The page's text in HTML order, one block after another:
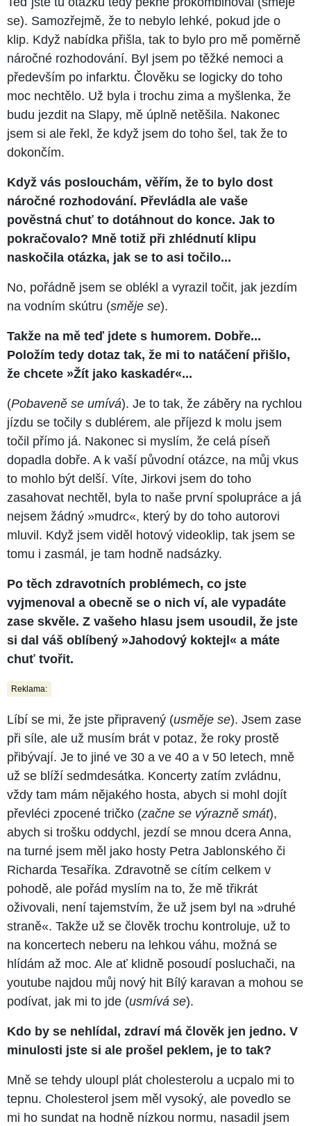
se). Samozřejmě, že to nebylo lehké, pokud jde o
klip. Když nabídka přišla, tak to bylo pro mě poměrně
náročné rozhodování. Byl jsem po těžké nemoci a
především po infarktu. Člověku se logicky do toho
moc nechtělo. Už byla i trochu zima a myšlenka, že
budu jezdit na Slapy, mě úplně netěšila. Nakonec
jsem si ale řekl, že když jsem do toho šel, tak že to
dokončím.
Když vás poslouchám, věřím, že to bylo dost
náročné rozhodování. Převládla ale vaše
pověstná chuť to dotáhnout do konce. Jak to
pokračovalo? Mně totiž při zhlédnutí klipu
naskočila otázka, jak se to asi točilo...
No, pořádně jsem se oblékl a vyrazil točit, jak jezdím
na vodním skútru (směje se).
Takže na mě teď jdete s humorem. Dobře...
Položím tedy dotaz tak, že mi to natáčení přišlo,
že chcete »Žít jako kaskadér«...
(Pobaveně se umívá). Je to tak, že záběry na rychlou
jízdu se točily s dublérem, ale příjezd k molu jsem
točil přímo já. Nakonec si myslím, že celá píseň
dopadla dobře. A k vaší původní otázce, na můj vkus
to mohlo být delší. Víte, Jirkovi jsem do toho
zasahovat nechtěl, byla to naše první spolupráce a já
nejsem žádný »mudrc«, který by do toho autorovi
mluvil. Když jsem viděl hotový videoklip, tak jsem se
tomu i zasmál, je tam hodně nadsázky.
Po těch zdravotních problémech, co jste
vyjmenoval a obecně se o nich ví, ale vypadáte
zase skvěle. Z vašeho hlasu jsem usoudil, že jste
si dal váš oblíbený »Jahodový koktejl« a máte
chuť tvořit.
Reklama:
Líbí se mi, že jste připravený (usměje se). Jsem zase
při síle, ale už musím brát v potaz, že roky prostě
přibývají. Je to jiné ve 30 a ve 40 a v 50 letech, mně
už se blíží sedmdesátka. Koncerty zatím zvládnu,
vždy tam mám nějakého hosta, abych si mohl dojít
převléci zpocené tričko (začne se výrazně smát),
abych si trošku oddychl, jezdí se mnou dcera Anna,
na turné jsem měl jako hosty Petra Jablonského či
Richarda Tesaříka. Zdravotně se cítím celkem v
pohodě, ale pořád myslím na to, že mě třikrát
oživovali, není tajemstvím, že už jsem byl na »druhé
straně«. Takže už se člověk trochu kontroluje, už to
na koncertech neberu na lehkou váhu, možná se
hlídám až moc. Ale ať klidně posoudí posluchači, na
youtube najdou můj nový hit Bílý karavan a mohou se
podívat, jak mi to jde (usmívá se).
Kdo by se nehlídal, zdraví má člověk jen jedno. V
minulosti jste si ale prošel peklem, je to tak?
Mně se tehdy uloupl plát cholesterolu a ucpalo mi to
tepnu. Cholesterol jsem měl vysoký, ale povedlo se
mi ho sundat na hodně nízkou normu, nasadil jsem